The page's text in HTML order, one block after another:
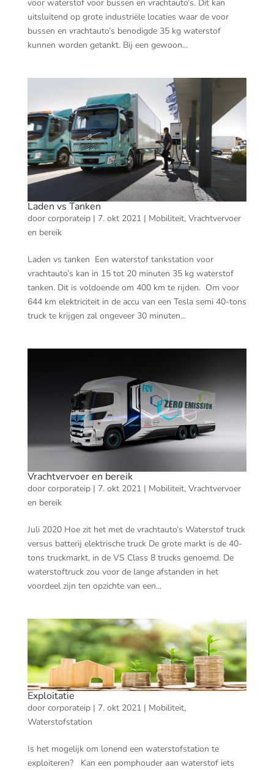
voor waterstof voor bussen en vrachtauto’s. Dit kan
uitsluitend op grote industriële locaties waar de voor
bussen en vrachtauto’s benodigde 35 kg waterstof
kunnen worden getankt. Bij een gewoon...
Laden vs Tanken
door corporateip| 7. okt 2021| Mobiliteit, Vrachtvervoer
en bereik
Laden vs tanken Een waterstof tankstation voor
vrachtauto’s kan in 15 tot 20 minuten 35 kg waterstof
tanken. Dit is voldoende om 400 km te rijden. Om voor
644 km elektriciteit in de accu van een Tesla semi 40-tons
truck te krijgen zal ongeveer 30 minuten...
Vrachtvervoer en bereik
door corporateip| 7. okt 2021| Mobiliteit, Vrachtvervoer
en bereik
Juli 2020 Hoe zit het met de vrachtauto’s Waterstof truck
versus batterij elektrische truck De grote markt is de 40-
tons truckmarkt, in de VS Class 8 trucks genoemd. De
waterstoftruck zou voor de lange afstanden in het
voordeel zijn ten opzichte van een...
Exploitatie
door corporateip| 7. okt 2021| Mobiliteit,
Waterstofstation
Is het mogelijk om lonend een waterstofstation te
exploiteren? Kan een pomphouder aan waterstof iets